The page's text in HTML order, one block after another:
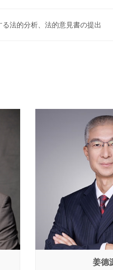
法的分析、法的意見書の提出
姜德